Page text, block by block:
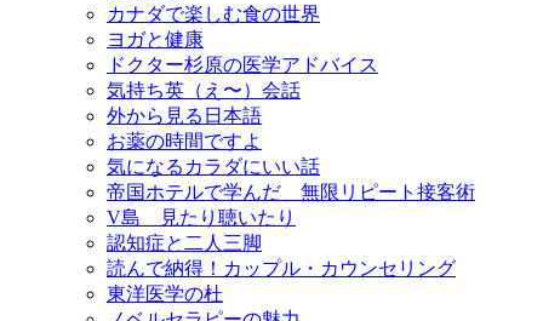
カナダで楽しむ食の世界
ヨガと健康
ドクター杉原の医学アドバイス
気持ち英（え〜）会話
外から見る日本語
お薬の時間ですよ
気になるカラダにいい話
帝国ホテルで学んだ 無限リピート接客術
V島 見たり聴いたり
認知症と二人三脚
読んで納得！カップル・カウンセリング
東洋医学の杜